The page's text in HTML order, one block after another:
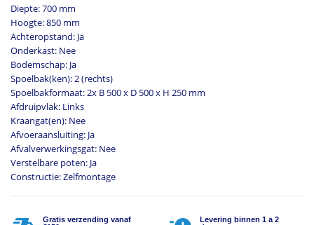
Diepte: 700 mm
Hoogte: 850 mm
Achteropstand: Ja
Onderkast: Nee
Bodemschap: Ja
Spoelbak(ken): 2 (rechts)
Spoelbakformaat: 2x B 500 x D 500 x H 250 mm
Afdruipvlak: Links
Kraangat(en): Nee
Afvoeraansluiting: Ja
Afvalverwerkingsgat: Nee
Verstelbare poten: Ja
Constructie: Zelfmontage
Gratis verzending vanaf
Levering binnen 1 a 2